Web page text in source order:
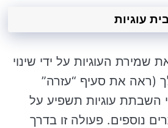
עוגיות
שמירת העוגיות על ידי שינוי
(ראה את סעיף “עזרה”
השבתת עוגיות תשפיע על
נוספים. פעולה זו בדרך